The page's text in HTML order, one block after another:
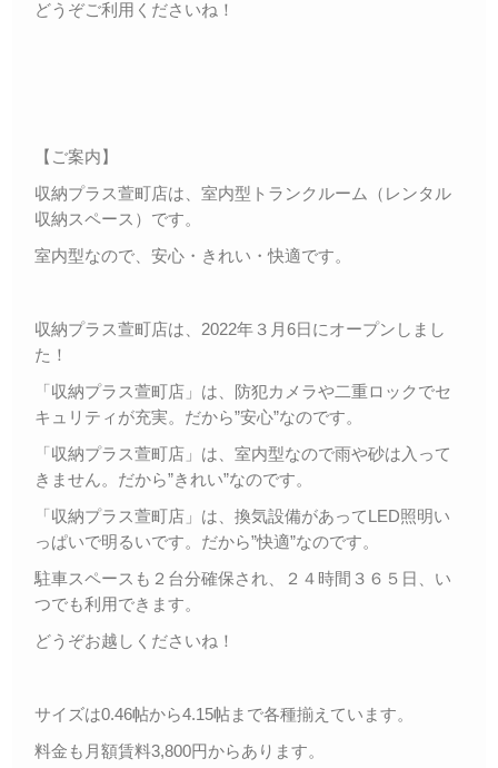
どうぞご利用くださいね！
【ご案内】
収納プラス萱町店は、室内型トランクルーム（レンタル
収納スペース）です。
室内型なので、安心・きれい・快適です。
収納プラス萱町店は、2022年３月6日にオープンしまし
た！
「収納プラス萱町店」は、防犯カメラや二重ロックでセ
キュリティが充実。だから”安心”なのです。
「収納プラス萱町店」は、室内型なので雨や砂は入って
きません。だから”きれい”なのです。
「収納プラス萱町店」は、換気設備があってLED照明い
っぱいで明るいです。だから”快適”なのです。
駐車スペースも２台分確保され、２４時間３６５日、い
つでも利用できます。
どうぞお越しくださいね！
サイズは0.46帖から4.15帖まで各種揃えています。
料金も月額賃料3,800円からあります。